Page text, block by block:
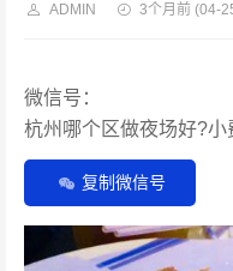
ADMIN 3个月前 (04-
微信号：
杭州哪个区做夜场好?
复制微信号